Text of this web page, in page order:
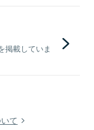
掲載していま
て